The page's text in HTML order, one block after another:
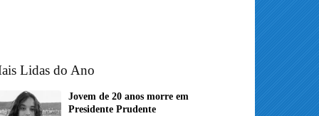
Lidas do Ano
Jovem de 20 anos morre em
Presidente Prudente